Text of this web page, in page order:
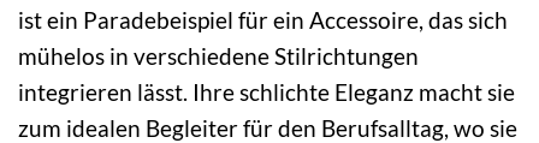
ist ein Paradebeispiel für ein Accessoire, das sich
mühelos in verschiedene Stilrichtungen
integrieren lässt. Ihre schlichte Eleganz macht sie
zum idealen Begleiter für den Berufsalltag, wo sie